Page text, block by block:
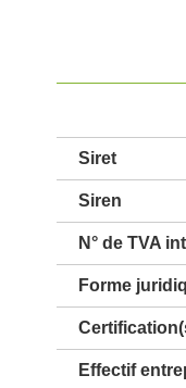
Siret
Siren
N° de TVA
Forme
Effectif